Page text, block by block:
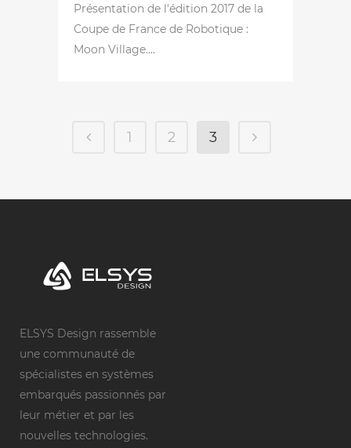
Présentation de l'édition 2017 de la
Coupe de France de Robotique :
Moon Village....
1 2 3
ELSYS Design rassemble
une communauté de
spécialistes en systèmes
embarqués passionnés par
leur métier et par les
nouvelles technologies.